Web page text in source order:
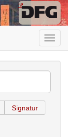
Signatur